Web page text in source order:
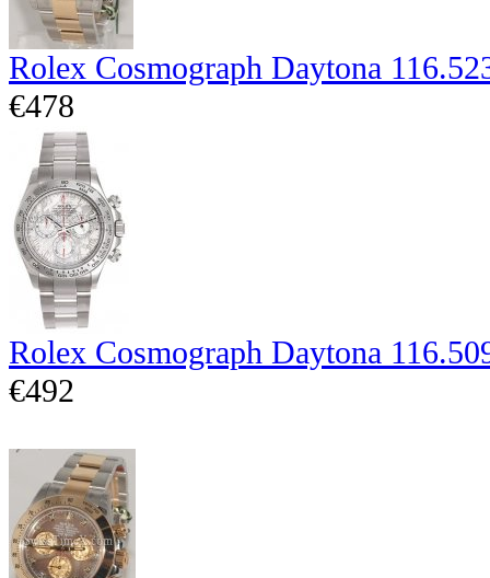
Rolex Cosmograph Daytona
€478
Rolex Cosmograph Daytona
€492